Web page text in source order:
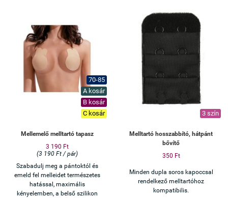
70-85
A kosár
B kosár
C kosár
Mellemelő melltartó tapasz
3 190 Ft
(3 190 Ft / pár)
Szabadulj meg a pántoktól és
emeld fel melleidet természetes
hatással, maximális
kényelemben, a belső szilikon
3 szín
Melltartó hosszabbító, hátpánt
bővítő
350 Ft
Minden dupla soros kapoccsal
rendelkező melltartóhoz
kompatibilis.